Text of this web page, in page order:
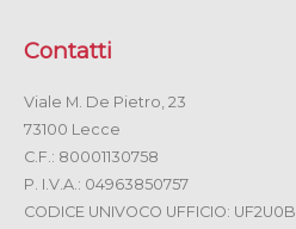
Contatti
Viale M. De Pietro, 23
73100 Lecce
C.F.: 80001130758
P. I.V.A.: 04963850757
CODICE UNIVOCO UFFICIO: UF2U0B